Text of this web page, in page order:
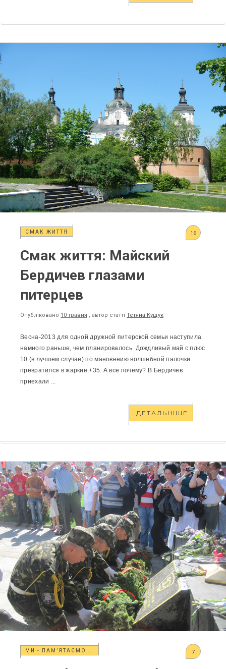
СМАК ЖИТТЯ 16
Смак життя: Майский
Бердичев глазами
питерцев
Опубліковано 10 травня , автор статті Тетяна Кущук
Весна-2013 для одной дружной питерской семьи наступила
намного раньше, чем планировалось. Дождливый май с плюс
10 (в лучшем случае) по мановению волшебной палочки
превратился в жаркие +35. А все почему? В Бердичев
приехали ...
ДЕТАЛЬНІШЕ
МИ - ПАМ’ЯТАЄМО... 7